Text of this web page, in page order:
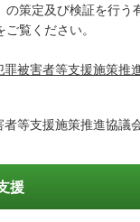
策定及び検証を行う
覧ください。
罪被害者等支援施策推
等支援施策推進協議
援